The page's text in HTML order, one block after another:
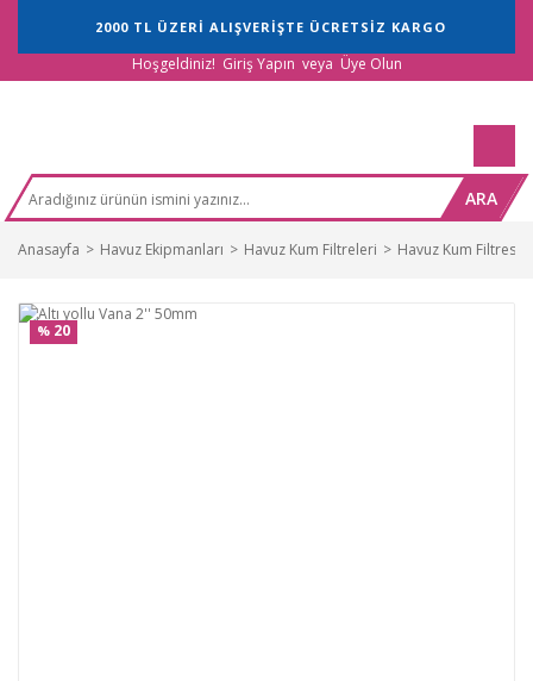
2000 TL ÜZERİ ALIŞVERİŞTE ÜCRETSİZ KARGO
Hoşgeldiniz! Giriş Yapın veya Üye Olun
ARA
Anasayfa Havuz Ekipmanları Havuz Kum Filtreleri Havuz Kum Filtresi
% 20